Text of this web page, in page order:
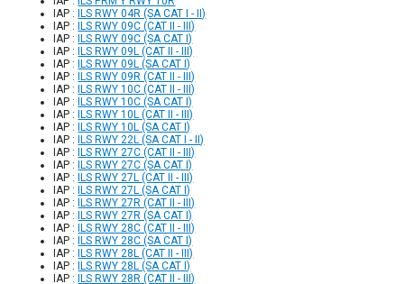
IAP :
ILS RWY 04R (SA CAT I - II)
IAP :
ILS RWY 09C (CAT II - III)
IAP :
ILS RWY 09C (SA CAT I)
IAP :
ILS RWY 09L (CAT II - III)
IAP :
ILS RWY 09L (SA CAT I)
IAP :
ILS RWY 09R (CAT II - III)
IAP :
ILS RWY 10C (CAT II - III)
IAP :
ILS RWY 10C (SA CAT I)
IAP :
ILS RWY 10L (CAT II - III)
IAP :
ILS RWY 10L (SA CAT I)
IAP :
ILS RWY 22L (SA CAT I - II)
IAP :
ILS RWY 27C (CAT II - III)
IAP :
ILS RWY 27C (SA CAT I)
IAP :
ILS RWY 27L (CAT II - III)
IAP :
ILS RWY 27L (SA CAT I)
IAP :
ILS RWY 27R (CAT II - III)
IAP :
ILS RWY 27R (SA CAT I)
IAP :
ILS RWY 28C (CAT II - III)
IAP :
ILS RWY 28C (SA CAT I)
IAP :
ILS RWY 28L (CAT II - III)
IAP :
ILS RWY 28L (SA CAT I)
IAP :
ILS RWY 28R (CAT II - III)